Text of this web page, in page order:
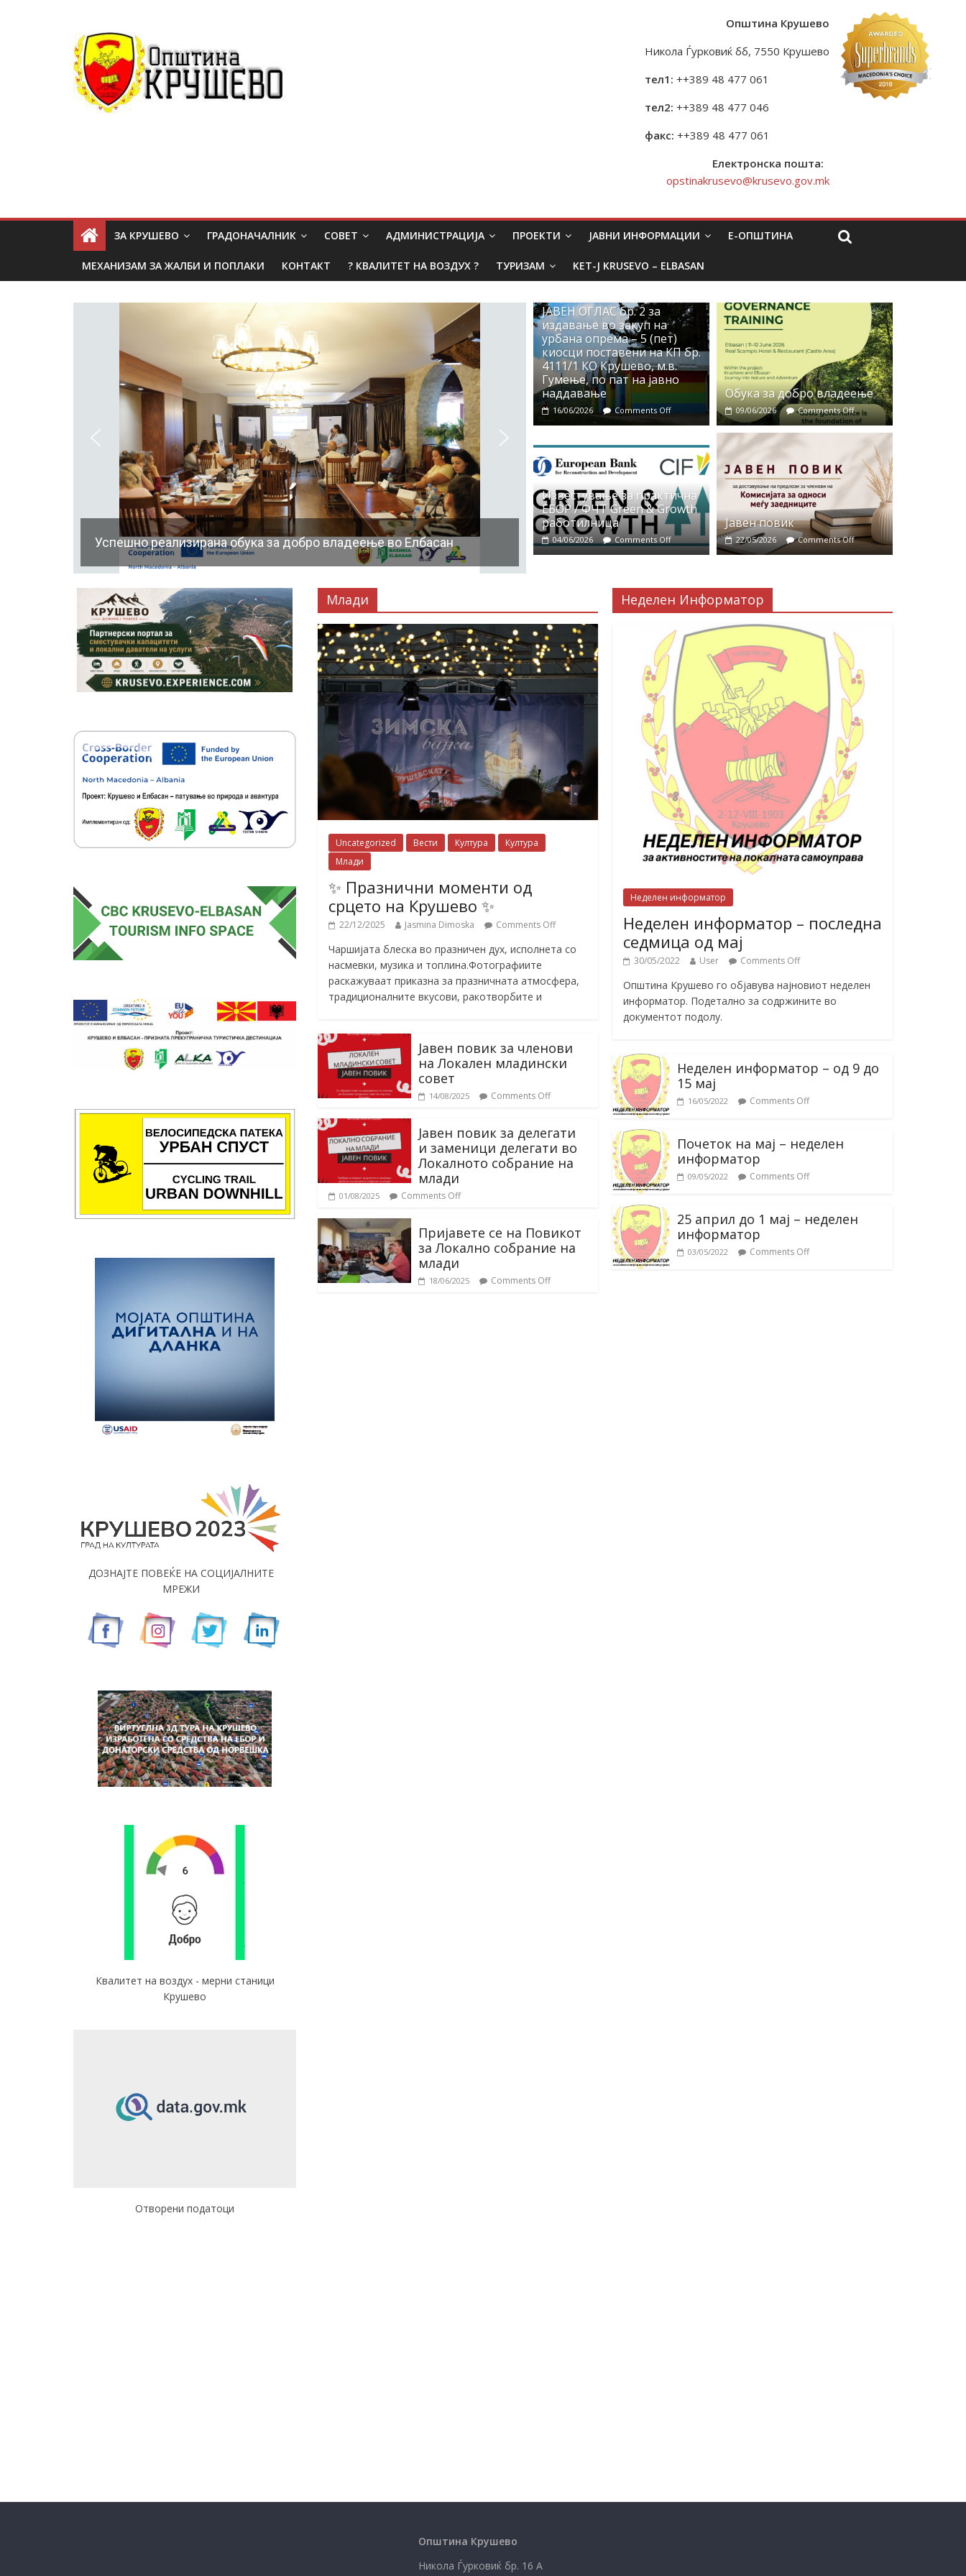
Општина Крушево
Никола Ѓурковиќ бб, 7550 Крушево
тел1: ++389 48 477 061
тел2: ++389 48 477 046
факс: ++389 48 477 061
Електронска пошта:
opstinakrusevo@krusevo.gov.mk
ЗА КРУШЕВО ГРАДОНАЧАЛНИК СОВЕТ АДМИНИСТРАЦИЈА ПРОЕКТИ ЈАВНИ ИНФОРМАЦИИ Е-ОПШТИНА
МЕХАНИЗАМ ЗА ЖАЛБИ И ПОПЛАКИ КОНТАКТ ? КВАЛИТЕТ НА ВОЗДУХ ? ТУРИЗАМ KET-J KRUSEVO – ELBASAN
Успешно реализирана обука за добро владеење во Елбасан
ЈАВЕН ОГЛАС бр. 2 за
издавање во закуп на
урбана опрема – 5 (пет)
киосци поставени на КП бр.
4111/1 КО Крушево, м.в.
Гумење, по пат на јавно
наддавање
16/06/2026 Comments Off
Обука за добро владеење
09/06/2026 Comments Off
Известување за практична
ЕБОР / ФЧТ Green & Growth
работилница
04/06/2026 Comments Off
Јавен повик
22/05/2026 Comments Off
Млади
Uncategorized Вести Култура
Култура
Млади
✨ Празнични моменти од
срцето на Крушево ✨
22/12/2025 Jasmina Dimoska Comments Off
Чаршијата блеска во празничен дух, исполнета со
насмевки, музика и топлина.Фотографиите
раскажуваат приказна за празничната атмосфера,
традиционалните вкусови, ракотворбите и
Јавен повик за членови
на Локален младински
совет
14/08/2025 Comments Off
Јавен повик за делегати
и заменици делегати во
Локалното собрание на
млади
01/08/2025 Comments Off
Пријавете се на Повикот
за Локално собрание на
млади
18/06/2025 Comments Off
Неделен Информатор
Неделен информатор
Неделен информатор – последна
седмица од мај
30/05/2022 User Comments Off
Општина Крушево го објавува најновиот неделен
информатор. Подетално за содржините во
документот подолу.
Неделен информатор – од 9 до
15 мај
16/05/2022 Comments Off
Почеток на мај – неделен
информатор
09/05/2022 Comments Off
25 април до 1 мај – неделен
информатор
03/05/2022 Comments Off
ДОЗНАЈТЕ ПОВЕЌЕ НА СОЦИЈАЛНИТЕ
МРЕЖИ
Квалитет на воздух - мерни станици
Крушево
Отворени податоци
Општина Крушево
Никола Ѓурковиќ бр. 16 А